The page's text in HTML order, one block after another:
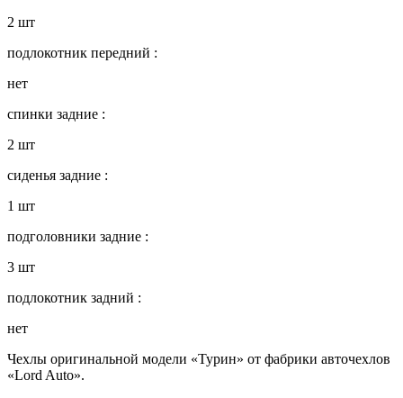
2 шт
подлокотник передний :
нет
спинки задние :
2 шт
сиденья задние :
1 шт
подголовники задние :
3 шт
подлокотник задний :
нет
Чехлы оригинальной модели «Турин» от фабрики авточехлов
«Lord Auto».